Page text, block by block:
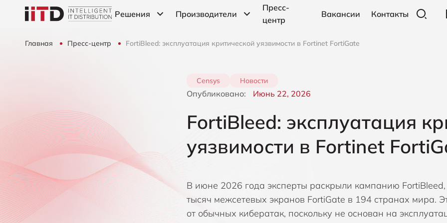
Решения
DDoS-защита
IDS, Активные сетевые приманки
MFA, Многофакторная аутентификация
SandBox
Производители
Компания Cribl
Компания CrowdStrike
Компания Cyber Unit Technologies
Компания Exabeam
Компания
Компания
Компания
Компания
Пресс-
центр
Вакансии Контакты
Главная Пресс-центр FortiBleed: эксплуатация критической уязвимости в Fortinet FortiGate
Censys Новости
Опубликовано: Июнь 22, 2026
FortiBleed: эксплуатация
уязвимости в Fortinet
В июне 2026 года эксперты раскрыли кампанию
тысяч межсетевых экранов FortiGate в 194 странах мира.
от обычных кибератак, поскольку не основан на